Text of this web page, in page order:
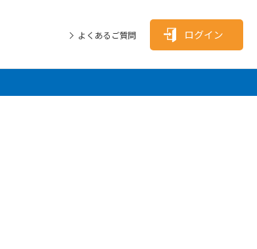
よくあるご質問 ログイン